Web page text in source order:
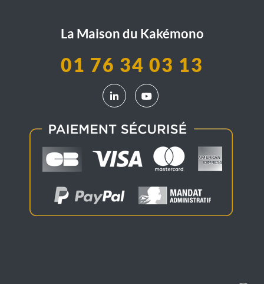
La Maison du Kakémono
01 76 34 03 13
LinkedIn La Maison du Kakémono